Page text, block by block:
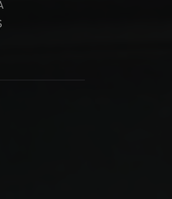
relatări în ...
ne conectează cu ...